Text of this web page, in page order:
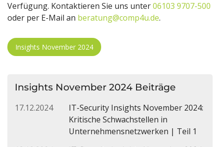
Verfügung. Kontaktieren Sie uns unter06103 9707-500
oder per E-Mail an beratung@comp4u.de.
Insights November 2024
Insights November 2024 Beiträge
IT-Security Insights November 2024:
Kritische Schwachstellen in
Unternehmensnetzwerken | Teil 1
17.12.2024